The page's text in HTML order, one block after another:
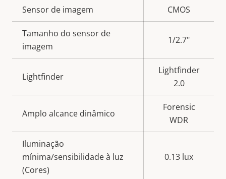
Descrição
da
propriedade
propriedade
Sensor de imagem CMOS
Tamanho do sensor de
imagem
1/2.7"
Lightfinder
Lightfinder
2.0
Amplo alcance dinâmico
Forensic
WDR
Iluminação
mínima/sensibilidade à luz
(Cores)
0.13 lux